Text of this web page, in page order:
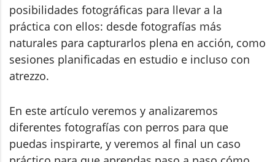
posibilidades fotográficas para llevar a la
práctica con ellos: desde fotografías más
naturales para capturarlos plena en acción, como
sesiones planificadas en estudio e incluso con
atrezzo.
En este artículo veremos y analizaremos
diferentes fotografías con perros para que
puedas inspirarte, y veremos al final un caso